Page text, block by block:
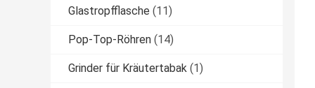
Glastropfflasche (11)
Pop-Top-Röhren (14)
Grinder für Kräutertabak (1)